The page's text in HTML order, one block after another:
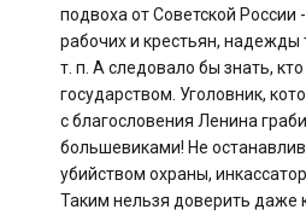
подвоха от Советской России
рабочих и крестьян, надежды
т. п. А следовало бы знать,
государством. Уголовник,
с благословения Ленина
большевиками! Не
убийством охраны,
Таким нельзя доверить даже